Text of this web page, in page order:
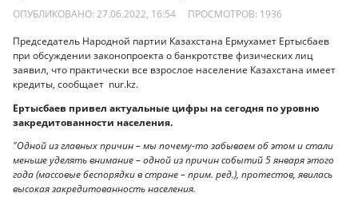
ОПУБЛИКОВАНО: 27.06.2022, 16:54 ПРОСМОТРОВ: 1936
Председатель Народной партии Казахстана Ермухамет Ертысбаев
при обсуждении законопроекта о банкротстве физических лиц
заявил, что практически все взрослое население Казахстана имеет
кредиты, сообщает nur.kz.
Ертысбаев привел актуальные цифры на сегодня по уровню
закредитованности населения.
"Одной из главных причин – мы почему-то забываем об этом и стали
меньше уделять внимание – одной из причин событий 5 января этого
года (массовые беспорядки в стране – прим. ред.), протестов, явилась
высокая закредитованность населения.